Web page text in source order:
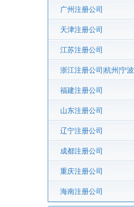
广州注册公司
天津注册公司
江苏注册公司
浙江注册公司|杭州|宁波
福建注册公司
山东注册公司
辽宁注册公司
成都注册公司
重庆注册公司
海南注册公司